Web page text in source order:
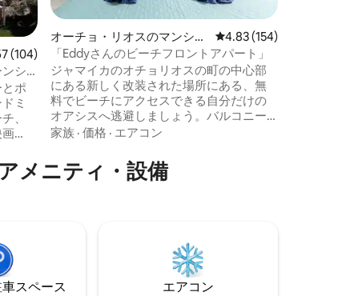
ー104件、5つ星中4.67つ星の平均評価
(104)
シ
ポ
ミ
、
ズ
ン
/冷
る
の
オーチョ・リオスのマンショ
ン・アパート
レビュー154件、5つ
4.83 (154)
「Eddyさんのビーチフロントアパート」
ジャマイカのオチョリオスの町の中心部
にある新しく改装された場所にある、無
料でビーチにアクセスできる自分だけの
オアシスへ逃避しましょう。バルコニー
からビーチの一部が見えます。風光明媚
分、レストラン、主要銀行、ショッピン
グセンターまで徒歩で行けます。ダンズ
エアコン、温水、プール、無料の敷地内
家族 · 価格 · エアコン
メニティ・設備
ス⁠ペ⁠ー⁠ス エアコン